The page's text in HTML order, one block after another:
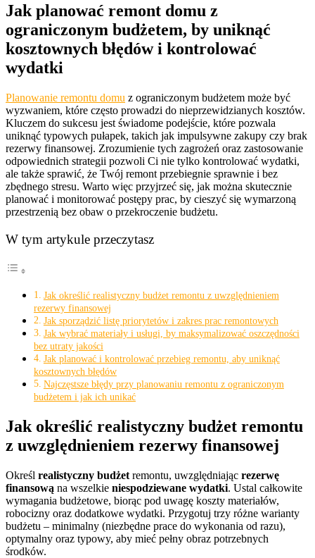
Jak planować remont domu z
ograniczonym budżetem, by uniknąć
kosztownych błędów i kontrolować
wydatki
Planowanie remontu domu z ograniczonym budżetem może być
wyzwaniem, które często prowadzi do nieprzewidzianych kosztów.
Kluczem do sukcesu jest świadome podejście, które pozwala
uniknąć typowych pułapek, takich jak impulsywne zakupy czy brak
rezerwy finansowej. Zrozumienie tych zagrożeń oraz zastosowanie
odpowiednich strategii pozwoli Ci nie tylko kontrolować wydatki,
ale także sprawić, że Twój remont przebiegnie sprawnie i bez
zbędnego stresu. Warto więc przyjrzeć się, jak można skutecznie
planować i monitorować postępy prac, by cieszyć się wymarzoną
przestrzenią bez obaw o przekroczenie budżetu.
W tym artykule przeczytasz
Jak określić realistyczny budżet remontu z uwzględnieniem
rezerwy finansowej
Jak sporządzić listę priorytetów i zakres prac remontowych
Jak wybrać materiały i usługi, by maksymalizować oszczędności
bez utraty jakości
Jak planować i kontrolować przebieg remontu, aby uniknąć
kosztownych błędów
Najczęstsze błędy przy planowaniu remontu z ograniczonym
budżetem i jak ich unikać
Jak określić realistyczny budżet remontu
z uwzględnieniem rezerwy finansowej
Określ realistyczny budżet remontu, uwzględniając rezerwę
finansową na wszelkie niespodziewane wydatki. Ustal całkowite
wymagania budżetowe, biorąc pod uwagę koszty materiałów,
robocizny oraz dodatkowe wydatki. Przygotuj trzy różne warianty
budżetu – minimalny (niezbędne prace do wykonania od razu),
optymalny oraz typowy, aby mieć pełny obraz potrzebnych
środków.